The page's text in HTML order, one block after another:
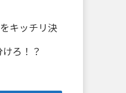
キッチリ決
ろ！？